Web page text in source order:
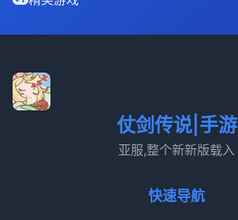
仗剑传说|手游
亚服,整个新新版载入
快速导航